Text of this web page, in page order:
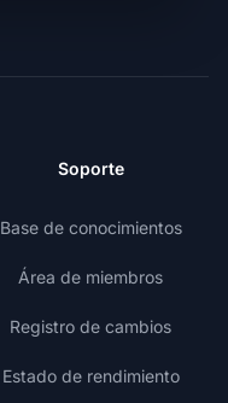
Soporte
Base de conocimientos
Área de miembros
Registro de cambios
Estado de rendimiento